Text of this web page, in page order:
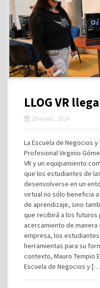
LLOG VR
29 enero, 2024
La Escuela de Negocios
Profesional Virginio
VR y un equipamiento
que los estudiantes de
desenvolverse en un
virtual no sólo beneficia
de aprendizaje, sino
que recibirá a los
acercamiento de
empresa, los
herramientas para su
contexto, Mauro Tempio
Escuela de Negocios y